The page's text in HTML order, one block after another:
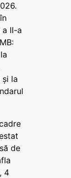
II-a
și la
de
4